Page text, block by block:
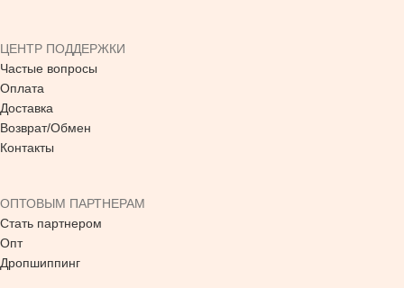
ЦЕНТР ПОДДЕРЖКИ
Частые вопросы
Оплата
Доставка
Возврат/Обмен
Контакты
ОПТОВЫМ ПАРТНЕРАМ
Стать партнером
Опт
Дропшиппинг